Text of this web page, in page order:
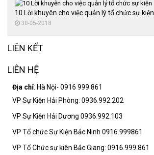
10 Lời khuyên cho việc quản lý tổ chức sự kiện
30-05-2018
LIÊN KẾT
LIÊN HỆ
Địa chỉ: Hà Nội- 0916 999 861
VP Sự Kiện Hải Phòng: 0936.992.202
VP Sự Kiện Hải Dương 0936.992.103
VP Tổ chức Sự Kiện Bắc Ninh 0916.999861
VP Tổ Chức sự kiên Bắc Giang: 0916.999.861